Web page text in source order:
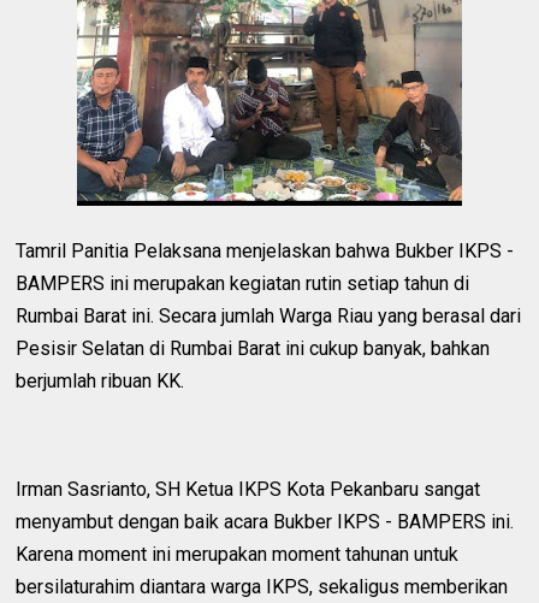
Tamril Panitia Pelaksana menjelaskan bahwa Bukber IKPS -
BAMPERS ini merupakan kegiatan rutin setiap tahun di
Rumbai Barat ini. Secara jumlah Warga Riau yang berasal dari
Pesisir Selatan di Rumbai Barat ini cukup banyak, bahkan
berjumlah ribuan KK.
Irman Sasrianto, SH Ketua IKPS Kota Pekanbaru sangat
menyambut dengan baik acara Bukber IKPS - BAMPERS ini.
Karena moment ini merupakan moment tahunan untuk
bersilaturahim diantara warga IKPS, sekaligus memberikan